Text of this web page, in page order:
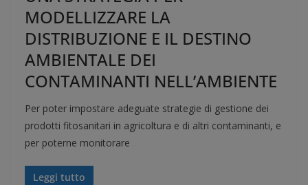
MODELLIZZARE LA
DISTRIBUZIONE E IL DESTINO
AMBIENTALE DEI
CONTAMINANTI NELL’AMBIENTE
Per poter impostare adeguate strategie di gestione dei
prodotti fitosanitari in agricoltura e di altri contaminanti, e
per poterne monitorare
Leggi tutto